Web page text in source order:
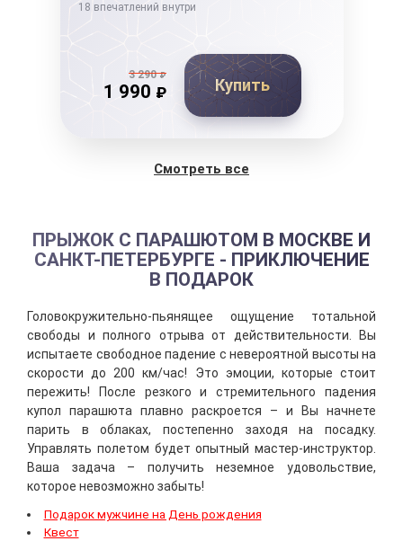
18 впечатлений внутри
3 290₽
1 990 ₽ Купить
Смотреть все
ПРЫЖОК С ПАРАШЮТОМ В МОСКВЕ И
САНКТ-ПЕТЕРБУРГЕ - ПРИКЛЮЧЕНИЕ
В ПОДАРОК
Головокружительно-пьянящее ощущение тотальной
свободы и полного отрыва от действительности. Вы
испытаете свободное падение с невероятной высоты на
скорости до 200 км/час! Это эмоции, которые стоит
пережить! После резкого и стремительного падения
купол парашюта плавно раскроется – и Вы начнете
парить в облаках, постепенно заходя на посадку.
Управлять полетом будет опытный мастер-инструктор.
Ваша задача – получить неземное удовольствие,
которое невозможно забыть!
Подарок мужчине на День рождения
Квест